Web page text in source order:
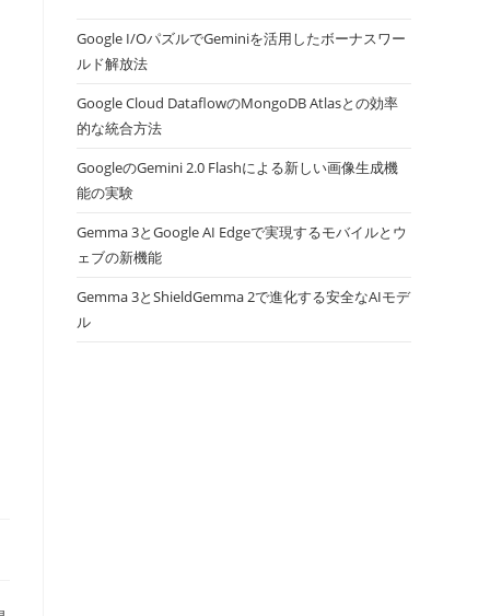
Google I/OパズルでGeminiを活用したボーナスワー
ルド解放法
Google Cloud DataflowのMongoDB Atlasとの効率
的な統合方法
GoogleのGemini 2.0 Flashによる新しい画像生成機
能の実験
Gemma 3とGoogle AI Edgeで実現するモバイルとウ
ェブの新機能
Gemma 3とShieldGemma 2で進化する安全なAIモデ
ル